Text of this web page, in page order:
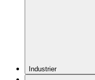
Industrier